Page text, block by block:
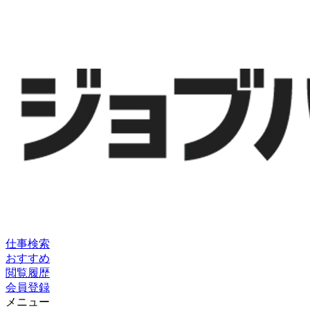
仕事検索
おすすめ
閲覧履歴
会員登録
メニュー